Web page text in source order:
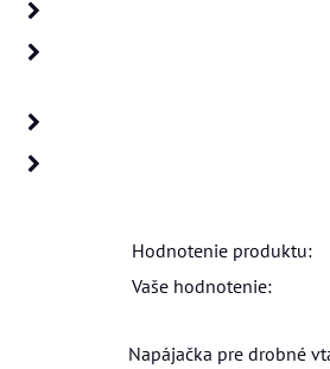
Hodnotenie produktu:
Vaše hodnotenie:
Napájačka pre drobné